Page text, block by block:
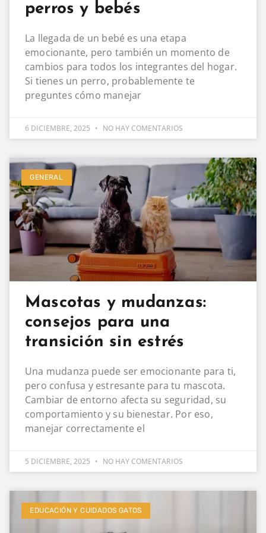
perros y bebés
La llegada de un bebé es una etapa
emocionante, pero también un momento de
cambios para todos los integrantes del hogar.
Si tienes un perro, probablemente te
preguntes cómo manejar
6 DICIEMBRE, 2025 NO HAY COMENTARIOS
GENERAL
Mascotas y mudanzas:
consejos para una
transición sin estrés
Una mudanza puede ser emocionante para ti,
pero confusa y estresante para tu mascota.
Cambiar de entorno afecta su seguridad, su
comportamiento y su bienestar. Por eso,
manejar correctamente el
5 DICIEMBRE, 2025 NO HAY COMENTARIOS
EDUCACIÓN Y CUIDADOS GATOS